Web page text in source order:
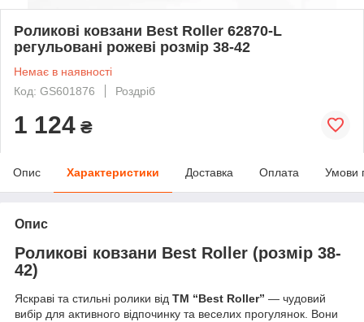
Роликові ковзани Best Roller 62870-L
регульовані рожеві розмір 38-42
Немає в наявності
Код: GS601876
Роздріб
1 124 ₴
Опис Характеристики Доставка Оплата Умови
Опис
Роликові ковзани Best Roller (розмір 38-
42)
Яскраві та стильні ролики від ТМ “Best Roller” — чудовий
вибір для активного відпочинку та веселих прогулянок. Вони